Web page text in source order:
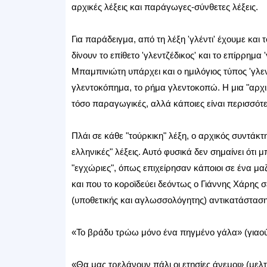
αρχικές λέξεις και παράγωγες-σύνθετες λέξεις.
Για παράδειγμα, από τη λέξη 'γλέντι' έχουμε
δίνουν το επίθετο 'γλεντζέδικος' και το
Μπαμπινιώτη υπάρχει και ο ημιλόγιος τύπος
γλεντοκόπημα, το ρήμα γλεντοκοπώ. Η μια
τόσο παραγωγικές, αλλά κάποιες είναι
Πλάι σε κάθε "τούρκικη" λέξη, ο αρχικός
ελληνικές" λέξεις. Αυτό φυσικά δεν σημαίνει ότι
"εγχώριες", όπως επιχείρησαν κάποιοι σε ένα
και που το κοροϊδεύει δεόντως ο Γιάννης Χάρης
(υποθετικής και αγλωσσολόγητης)
«Το βράδυ τρώω μόνο ένα πηγμένο γάλα»
«Θα μας τρελάνουν πάλι οι ετησίες άνεμοι»